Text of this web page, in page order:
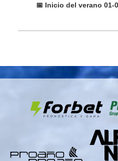
📅 Inicio del verano 01-